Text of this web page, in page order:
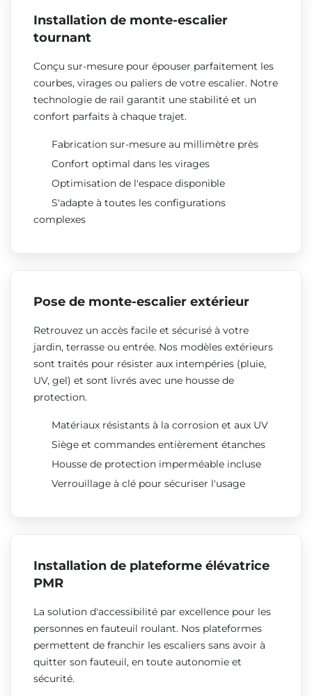
Installation de monte-escalier
tournant
Conçu sur-mesure pour épouser parfaitement les
courbes, virages ou paliers de votre escalier. Notre
technologie de rail garantit une stabilité et un
confort parfaits à chaque trajet.
Fabrication sur-mesure au millimètre près
Confort optimal dans les virages
Optimisation de l'espace disponible
S'adapte à toutes les configurations
complexes
Pose de monte-escalier extérieur
Retrouvez un accès facile et sécurisé à votre
jardin, terrasse ou entrée. Nos modèles extérieurs
sont traités pour résister aux intempéries (pluie,
UV, gel) et sont livrés avec une housse de
protection.
Matériaux résistants à la corrosion et aux UV
Siège et commandes entièrement étanches
Housse de protection imperméable incluse
Verrouillage à clé pour sécuriser l'usage
Installation de plateforme élévatrice
PMR
La solution d'accessibilité par excellence pour les
personnes en fauteuil roulant. Nos plateformes
permettent de franchir les escaliers sans avoir à
quitter son fauteuil, en toute autonomie et
sécurité.